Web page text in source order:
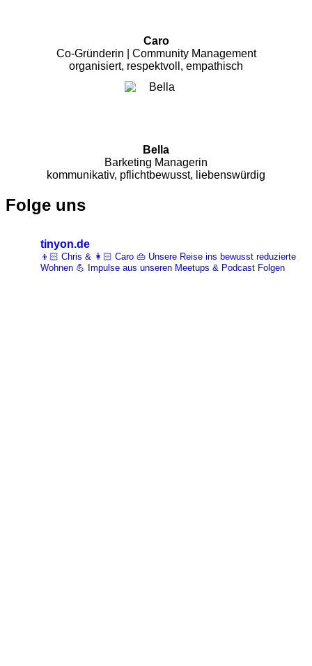
Caro
Co-Gründerin | Community Management
organisiert, respektvoll, empathisch
Bella
Barketing Managerin
kommunikativ, pflichtbewusst, liebenswürdig
Folge uns
tinyon.de
👦🏻 Chris & 👩🏻 Caro 👜 Unsere Reise ins bewusst reduzierte
Wohnen 💪 Impulse aus unseren Meetups & Podcast Folgen